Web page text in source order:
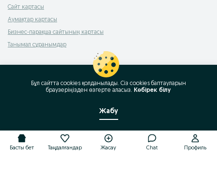
Сайт картасы
Аумақтар картасы
Бизнес-парақша сайтының картасы
Танымал сұранымдар
Басты бет Таңдалғандар Жасау Chat Профиль
Бұл сайтта cookies қолданылады. Сіз cookies баптауларын
браузеріңізден өзгерте аласыз. Көбірек білу
Жабу